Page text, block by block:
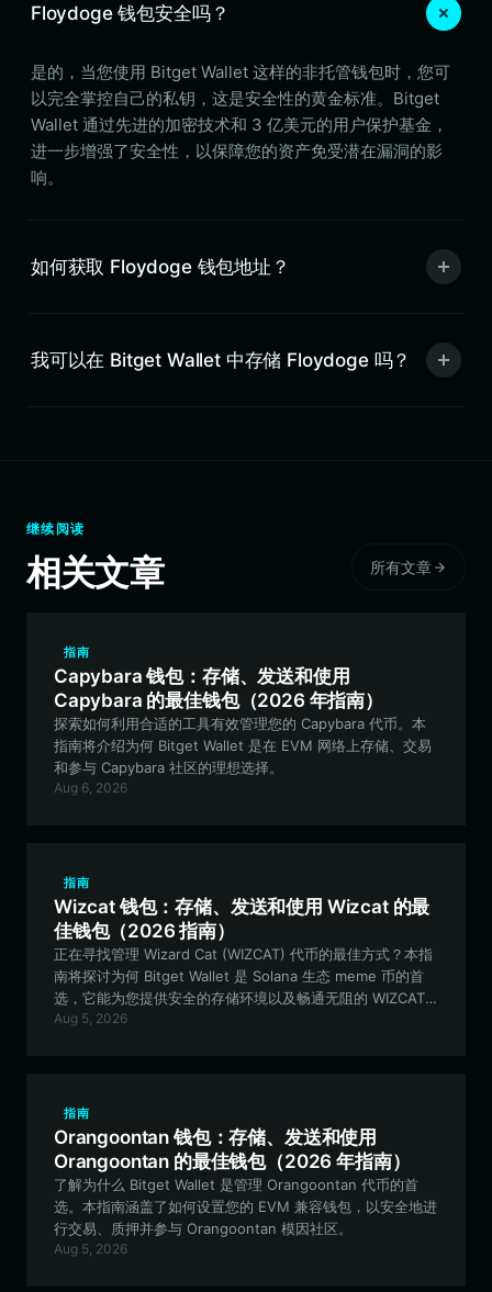
Floydoge 钱包安全吗？
是的，当您使用 Bitget Wallet 这样的非托管钱包时，您可
以完全掌控自己的私钥，这是安全性的黄金标准。Bitget
Wallet 通过先进的加密技术和 3 亿美元的用户保护基金，
进一步增强了安全性，以保障您的资产免受潜在漏洞的影
响。
如何获取 Floydoge 钱包地址？
我可以在 Bitget Wallet 中存储 Floydoge 吗？
继续阅读
相关文章 所有文章
指南
Capybara 钱包：存储、发送和使用
Capybara 的最佳钱包（2026 年指南）
探索如何利用合适的工具有效管理您的 Capybara 代币。本
指南将介绍为何 Bitget Wallet 是在 EVM 网络上存储、交易
和参与 Capybara 社区的理想选择。
Aug 6, 2026
指南
Wizcat 钱包：存储、发送和使用 Wizcat 的最
佳钱包（2026 指南）
正在寻找管理 Wizard Cat (WIZCAT) 代币的最佳方式？本指
南将探讨为何 Bitget Wallet 是 Solana 生态 meme 币的首
选，它能为您提供安全的存储环境以及畅通无阻的 WIZCAT
生态系统访问体验。
Aug 5, 2026
指南
Orangoontan 钱包：存储、发送和使用
Orangoontan 的最佳钱包（2026 年指南）
了解为什么 Bitget Wallet 是管理 Orangoontan 代币的首
选。本指南涵盖了如何设置您的 EVM 兼容钱包，以安全地进
行交易、质押并参与 Orangoontan 模因社区。
Aug 5, 2026